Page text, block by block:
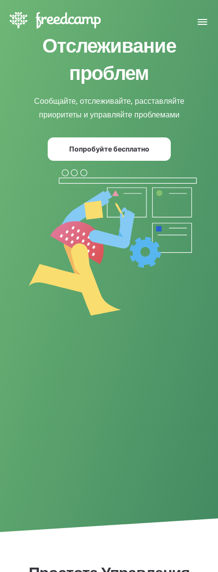
Отслеживание
проблем
Сообщайте, отслеживайте, расставляйте
приоритеты и управляйте проблемами
Попробуйте бесплатно